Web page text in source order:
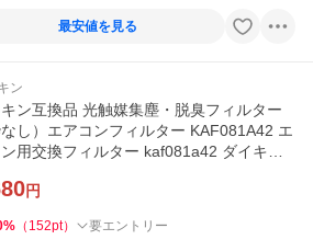
最安値を見る
ン
ン互換品 光触媒集塵・脱臭フィルター
なし）エアコンフィルター KAF081A42 エ
用交換フィルター kaf081a42 ダイキン
円
% （ 152pt） 要エントリー